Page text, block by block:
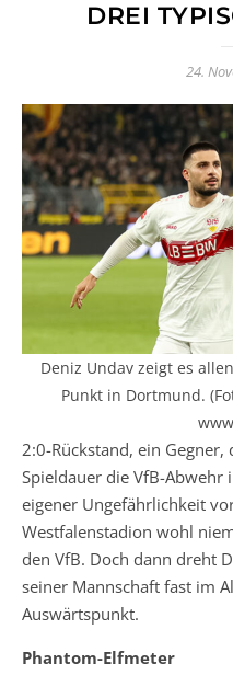
DREI
24.
Deniz Undav zeigt es
Punkt in Dortmund.
2:0-Rückstand, ein
Spieldauer die VfB-
eigener Ungefährlichkeit
Westfalenstadion wohl
den VfB. Doch dann dreht
seiner Mannschaft fast im
Auswärtspunkt.
Phantom-Elfmeter